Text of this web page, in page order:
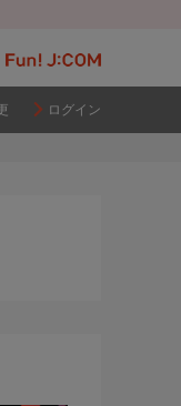
ログイン